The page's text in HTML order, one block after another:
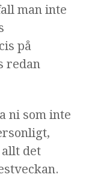
man inte
på
redan
ni som inte
det